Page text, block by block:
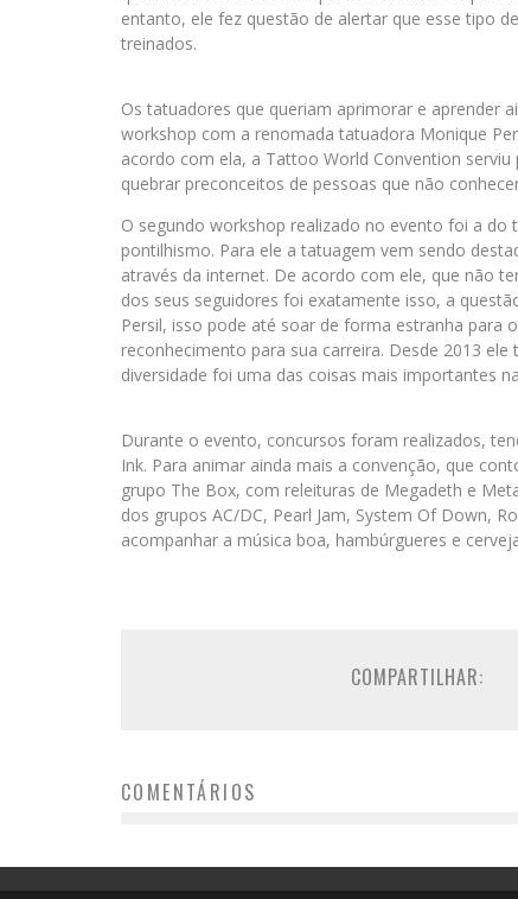
entanto, ele fez questão de alertar que esse tipo
treinados.
Os tatuadores que queriam aprimorar e aprender
workshop com a renomada tatuadora Monique
acordo com ela, a Tattoo World Convention
quebrar preconceitos de pessoas que não
O segundo workshop realizado no evento foi a
pontilhismo. Para ele a tatuagem vem sendo
através da internet. De acordo com ele, que não
dos seus seguidores foi exatamente isso, a
Persil, isso pode até soar de forma estranha
reconhecimento para sua carreira. Desde 2013
diversidade foi uma das coisas mais importantes
Durante o evento, concursos foram realizados,
Ink. Para animar ainda mais a convenção, que
grupo The Box, com releituras de Megadeth e
dos grupos AC/DC, Pearl Jam, System Of Down,
acompanhar a música boa, hambúrgueres e
COMPARTILHAR:
COMENTÁRIOS